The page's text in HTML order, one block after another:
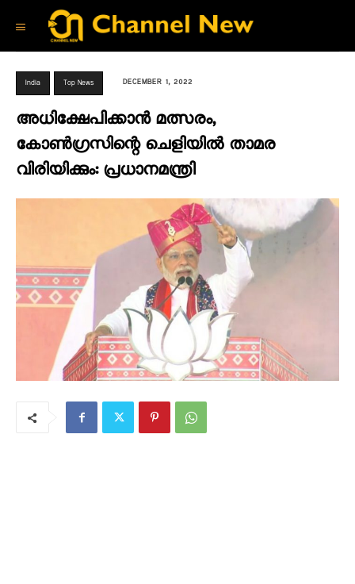
India Top News DECEMBER 1, 2022
അധിക്ഷേപിക്കാൻ മത്സരം,
കോൺഗ്രസിന്റെ ചെളിയിൽ താമര
വിരിയിക്കും: പ്രധാനമന്ത്രി